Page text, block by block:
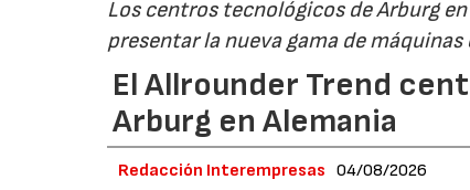
Los centros tecnológicos de Arburg
presentar la nueva gama de
El Allrounder Trend
Arburg en Alemania
Redacción Interempresas 04/08/2026